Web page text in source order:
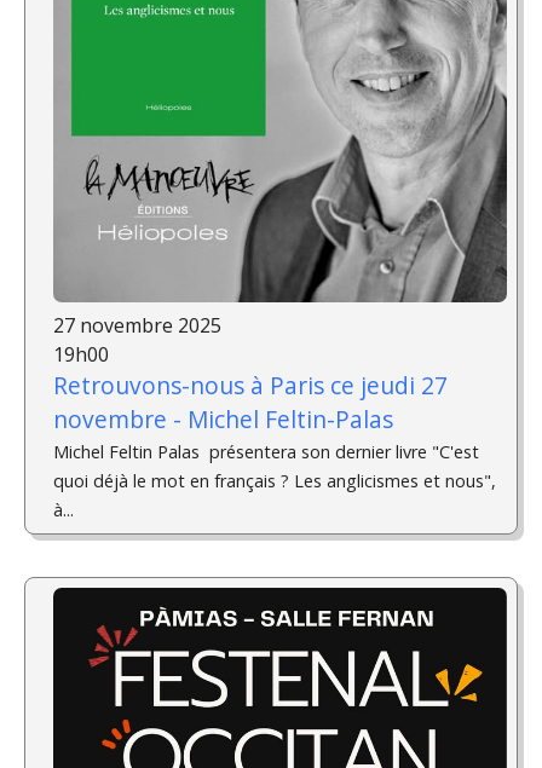
27 novembre 2025
19h00
Retrouvons-nous à Paris ce jeudi 27
novembre - Michel Feltin-Palas
Michel Feltin Palas présentera son dernier livre "C'est
quoi déjà le mot en français ? Les anglicismes et nous",
à...